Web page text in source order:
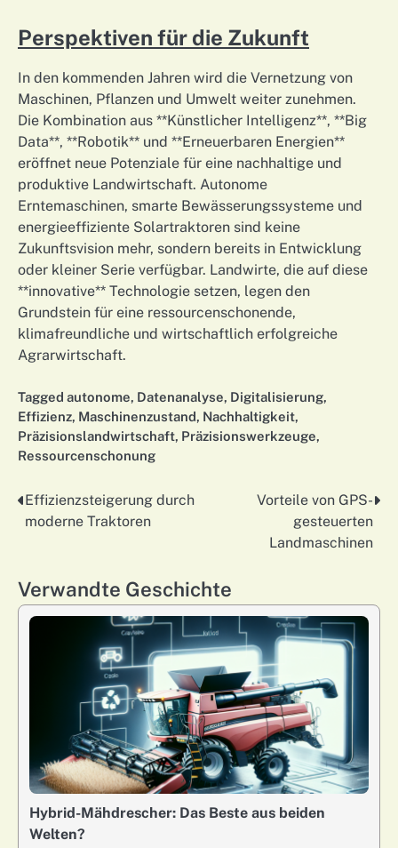
Perspektiven für die Zukunft
In den kommenden Jahren wird die Vernetzung von
Maschinen, Pflanzen und Umwelt weiter zunehmen.
Die Kombination aus **Künstlicher Intelligenz**, **Big
Data**, **Robotik** und **Erneuerbaren Energien**
eröffnet neue Potenziale für eine nachhaltige und
produktive Landwirtschaft. Autonome
Erntemaschinen, smarte Bewässerungssysteme und
energieeffiziente Solartraktoren sind keine
Zukunftsvision mehr, sondern bereits in Entwicklung
oder kleiner Serie verfügbar. Landwirte, die auf diese
**innovative** Technologie setzen, legen den
Grundstein für eine ressourcenschonende,
klimafreundliche und wirtschaftlich erfolgreiche
Agrarwirtschaft.
Tagged autonome, Datenanalyse, Digitalisierung,
Effizienz, Maschinenzustand, Nachhaltigkeit,
Präzisionslandwirtschaft, Präzisionswerkzeuge,
Ressourcenschonung
Nawigacja
Effizienzsteigerung durch
moderne Traktoren
Vorteile von GPS-
gesteuerten
Landmaschinen
Verwandte Geschichte
Hybrid-Mähdrescher: Das Beste aus beiden
Welten?